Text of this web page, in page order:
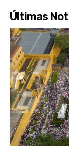
Últimas